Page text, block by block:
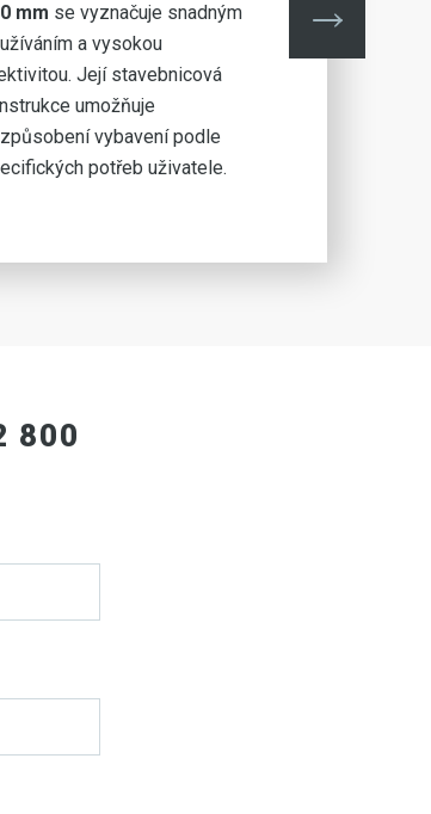
mm se vyznačuje snadným
a vysokou
Její stavebnicová
umožňuje
vybavení podle
potřeb uživatele.
800